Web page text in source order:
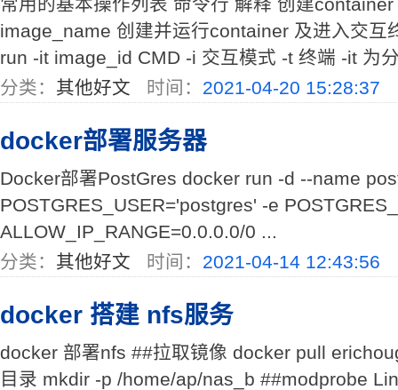
image_name 创建并运行container 及进入交互
run -it image_id CMD -i 交互模式 -t 终端 -it 为
分类： 其他好文 时间： 2021-04-20 15:28:37
docker部署服务器
Docker部署PostGres docker run -d --name
POSTGRES_USER='postgres' -e
ALLOW_IP_RANGE=0.0.0.0/0 ...
分类： 其他好文 时间： 2021-04-14 12:43:56
docker 搭建 nfs服务
docker 部署nfs ##拉取镜像 docker pull
目录 mkdir -p /home/ap/nas_b ##modprobe